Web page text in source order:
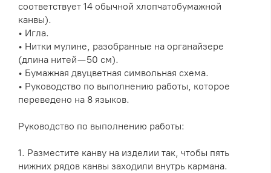
соответствует 14 обычной хлопчатобумажной
канвы).
• Игла.
• Нитки мулине, разобранные на органайзере
(длина нитей — 50 см).
• Бумажная двуцветная символьная схема.
• Руководство по выполнению работы, которое
переведено на 8 языков.
Руководство по выполнению работы:
1. Разместите канву на изделии так, чтобы пять
нижних рядов канвы заходили внутрь кармана.